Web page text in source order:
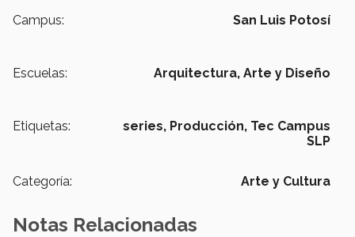
Campus: San Luis Potosí
Escuelas: Arquitectura, Arte y Diseño
Etiquetas: series, Producción, Tec Campus
SLP
Categoría: Arte y Cultura
Notas Relacionadas